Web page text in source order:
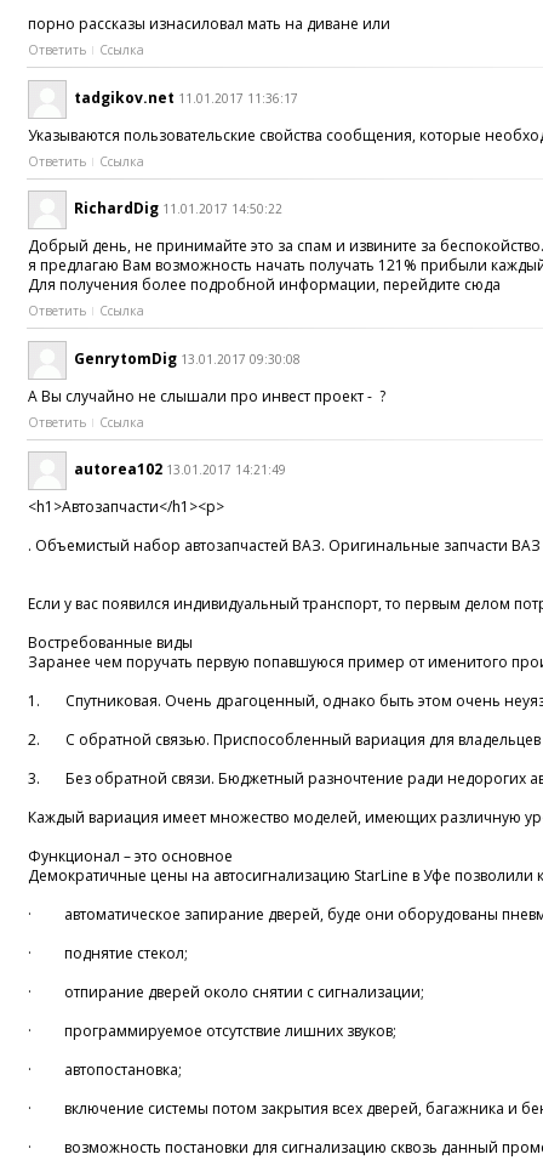
порно рассказы изнасиловал мать на диване или
Ответить Ссылка
tadgikov.net 11.01.2017 11:36:17
Указываются пользовательские свойства сообщения, которые
Ответить Ссылка
RichardDig 11.01.2017 14:50:22
Добрый день, не принимайте это за спам и извините за
я предлагаю Вам возможность начать получать 121% прибыли
Для получения более подробной информации, перейдите сюда
Ответить Ссылка
GenrytomDig 13.01.2017 09:30:08
А Вы случайно не слышали про инвест проект - ?
Ответить Ссылка
autorea102 13.01.2017 14:21:49
<h1>Автозапчасти</h1><p>
. Объемистый набор автозапчастей ВАЗ. Оригинальные запчасти
Если у вас появился индивидуальный транспорт, то первым делом
Востребованные виды
Заранее чем поручать первую попавшуюся пример от именитого
1. Спутниковая. Очень драгоценный, однако быть этом очень
2. С обратной связью. Приспособленный вариация для владельцев
3. Без обратной связи. Бюджетный разночтение ради недорогих
Каждый вариация имеет множество моделей, имеющих различную
Функционал – это основное
Демократичные цены на автосигнализацию StarLine в Уфе
· автоматическое запирание дверей, буде они оборудованы
· поднятие стекол;
· отпирание дверей около снятии с сигнализации;
· программируемое отсутствие лишних звуков;
· автопостановка;
· включение системы потом закрытия всех дверей, багажника и
· возможность постановки для сигнализацию сквозь данный